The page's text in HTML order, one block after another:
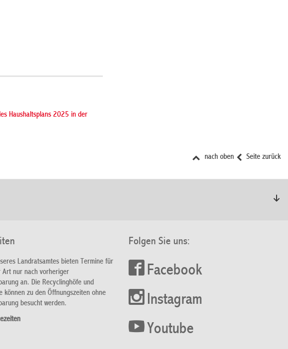
Haushaltsplans 2025 in der
Seite zurück
nach oben
Landratsamtes bieten Termine für
Art nur nach vorheriger
an. Die Recyclinghöfe und
können zu den Öffnungszeiten ohne
besucht werden.
Folgen Sie uns:
Facebook
Instagram
Youtube